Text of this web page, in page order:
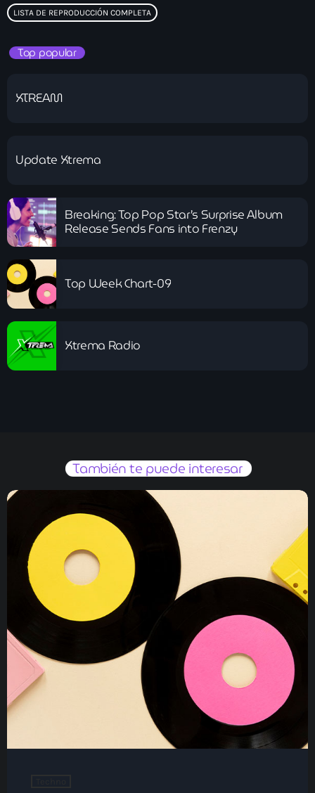
LISTA DE REPRODUCCIÓN COMPLETA
Top popular
XTREAM
Update Xtrema
Breaking: Top Pop Star’s Surprise Album
Release Sends Fans into Frenzy
Top Week Chart-09
Xtrema Radio
También te puede interesar